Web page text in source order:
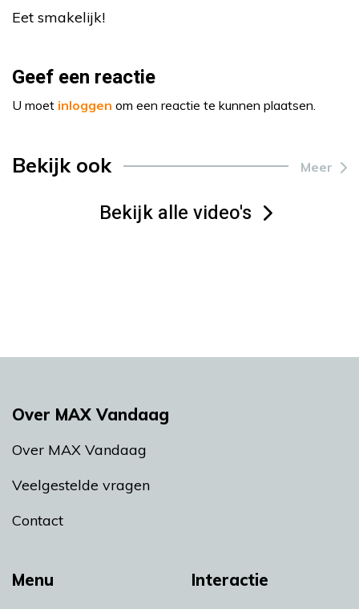
Eet smakelijk!
Geef een reactie
U moet inloggen om een reactie te kunnen plaatsen.
Bekijk ook Meer
Bekijk alle video's
Menu Interactie
Over MAX Vandaag
Over MAX Vandaag
Veelgestelde vragen
Contact